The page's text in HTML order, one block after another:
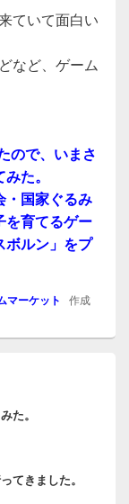
ていて面白い
など、ゲーム
ので、いまさ
た。
・国家ぐるみ
を育てるゲー
ボルン」をプ
マーケット
作成
た。
てきました。